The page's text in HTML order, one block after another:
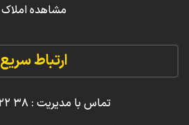
مشاهده املاک
ارتباط سریع
تماس با مدیریت : ۳۸ ۲۲۲۲۲ ۰۹۱۱